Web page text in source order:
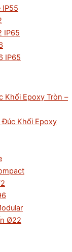
IP55
IP65
IP65
Khối Epoxy Tròn –
Khối Epoxy
Ø22